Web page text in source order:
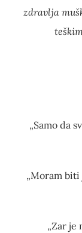
zdravlja
„Samo da
„Moram
„Zar je